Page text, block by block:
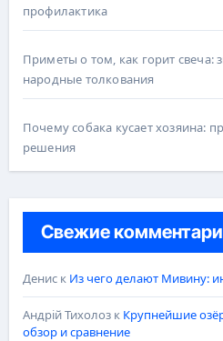
профилактика
Приметы о том, как горит свеча:
народные толкования
Почему собака кусает хозяина:
решения
Свежие
Дениск Из чего делают Мивину:
Андрій Тихолозк Крупнейшие
обзор и сравнение